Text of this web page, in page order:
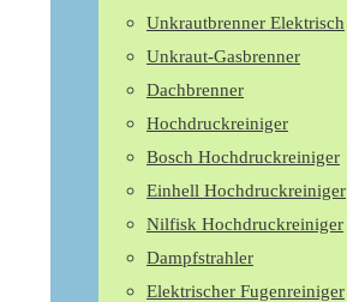
Unkrautbrenner Elektrisch
Unkraut-Gasbrenner
Dachbrenner
Hochdruckreiniger
Bosch Hochdruckreiniger
Einhell Hochdruckreiniger
Nilfisk Hochdruckreiniger
Dampfstrahler
Elektrischer Fugenreiniger